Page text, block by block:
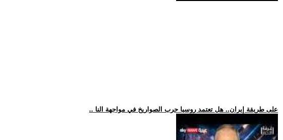
.. على طريقة إيران.. هل تعتمد روسيا حرب الصواريخ في مواجهة النا